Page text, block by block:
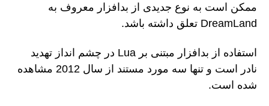
ممکن است به نوع جدیدی از بدافزار معروف به
DreamLand تعلق داشته باشد.
استفاده از بدافزار مبتنی بر Lua در چشم انداز تهدید
نادر است و تنها سه مورد مستند از سال 2012 مشاهده
شده است.